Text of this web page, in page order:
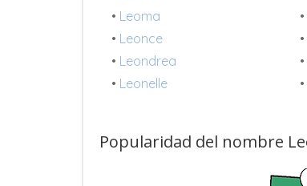
• Leoma •
• Leonce •
• Leondrea •
• Leonelle •
Popularidad del nombre